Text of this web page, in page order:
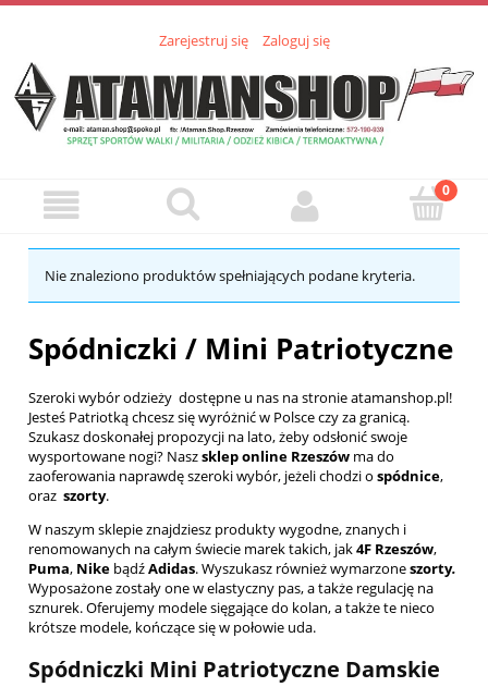
Zarejestruj się Zaloguj się
Nie znaleziono produktów spełniających podane kryteria.
Spódniczki / Mini Patriotyczne
Szeroki wybór odzieży dostępne u nas na stronieatamanshop.pl!
Jesteś Patriotką chcesz się wyróżnić w Polsce czy za granicą.
Szukasz doskonałej propozycji na lato, żeby odsłonić swoje
wysportowane nogi? Naszsklep online Rzeszów ma do
zaoferowania naprawdę szeroki wybór, jeżeli chodzi o spódnice,
oraz szorty.
W naszym sklepie znajdziesz produkty wygodne, znanych i
renomowanych na całym świecie marek takich, jak4F Rzeszów,
Puma, Nike bądźAdidas. Wyszukasz również wymarzoneszorty.
Wyposażone zostały one w elastyczny pas, a także regulację na
sznurek. Oferujemy modele sięgające do kolan, a także te nieco
krótsze modele, kończące się w połowie uda.
Spódniczki Mini Patriotyczne Damskie